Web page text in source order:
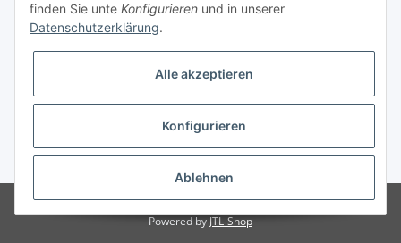
Gesetzliche Informationen
* Alle Preise inkl. gesetzlicher USt., zzgl.Versand
Besucherzähler: 3071377
Powered byJTL-Shop
finden Sie unte Konfigurieren und in unserer
Datenschutzerklärung.
Alle akzeptieren
Konfigurieren
Ablehnen